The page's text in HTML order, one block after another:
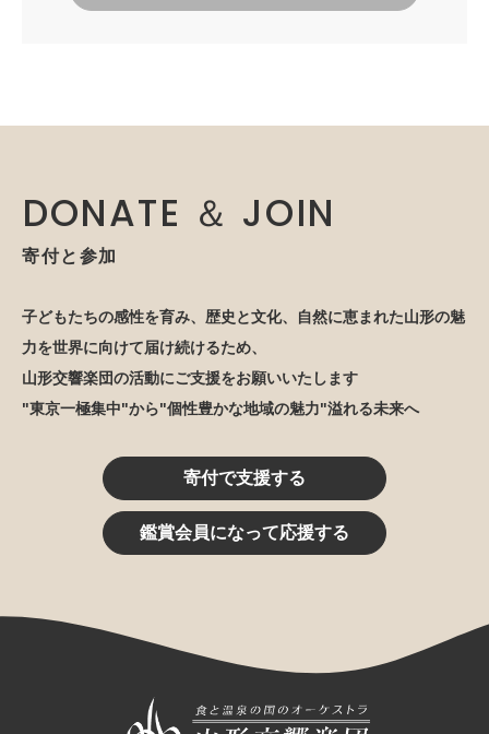
DONATE ＆ JOIN
寄付と参加
子どもたちの感性を育み、歴史と文化、自然に恵まれた山形の魅
力を世界に向けて届け続けるため、
山形交響楽団の活動にご支援をお願いいたします
"東京一極集中"から"個性豊かな地域の魅力"溢れる未来へ
寄付で支援する
鑑賞会員になって応援する